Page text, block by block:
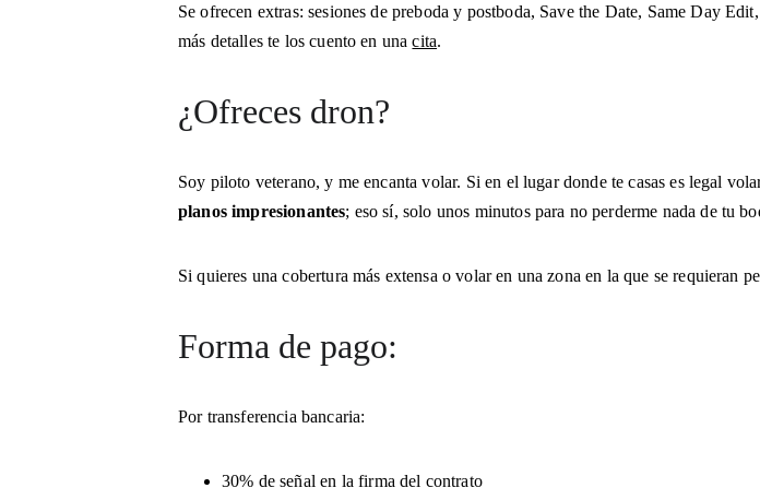
Se ofrecen extras: sesiones de preboda y postboda, Save the Date, Same Day
más detalles te los cuento en una cita.
¿Ofreces dron?
Soy piloto veterano, y me encanta volar. Si en el lugar donde te casas es legal
planos impresionantes; eso sí, solo unos minutos para no perderme nada de tu
Si quieres una cobertura más extensa o volar en una zona en la que se requieran
Forma de pago:
Por transferencia bancaria:
30% de señal en la firma del contrato